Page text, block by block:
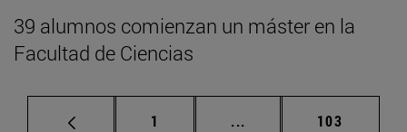
39 alumnos comienzan un máster en la
Facultad de Ciencias
Página
1 ... Páginas intermedias
Página
103